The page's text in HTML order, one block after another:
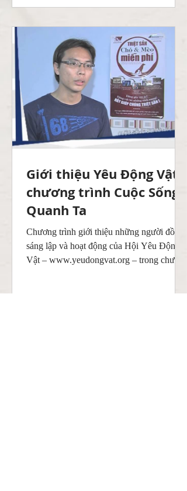
Giới thiệu Yêu Động Vật –
chương trình Cuộc Sống
Quanh Ta
Chương trình giới thiệu những người đồng
sáng lập và hoạt động của Hội Yêu Động
Vật – www.yeudongvat.org – trong chương